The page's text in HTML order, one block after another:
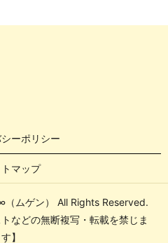
ーポリシー
マップ
ムゲン） All Rights Reserved.
などの無断複写・転載を禁じま
す】